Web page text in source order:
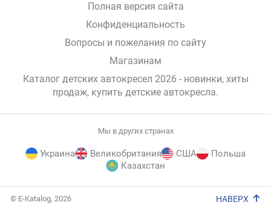
Полная версия сайта
Конфиденциальность
Вопросы и пожелания по сайту
Магазинам
Каталог детских автокресел 2026 - новинки, хиты
продаж, купить детские автокресла.
Мы в других странах
Украина Великобритания США
Польша
Казахстан
© E-Katalog, 2026 НАВЕРХ